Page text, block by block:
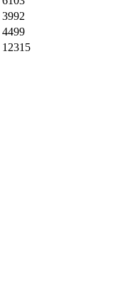
3992
4499
12315